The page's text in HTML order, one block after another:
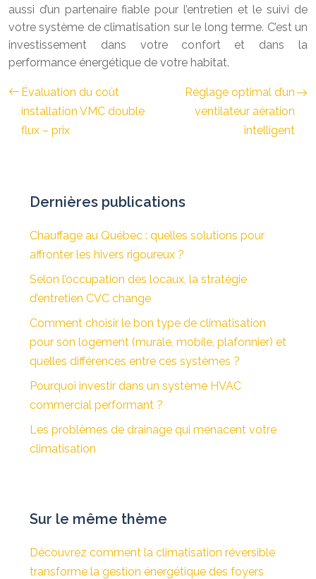
aussi d’un partenaire fiable pour l’entretien et le suivi de
votre système de climatisation sur le long terme. C’est un
investissement dans votre confort et dans la
performance énergétique de votre habitat.
Évaluation du coût
installation VMC double
flux – prix
Réglage optimal d’un
ventilateur aération
intelligent
Dernières publications
Chauffage au Québec : quelles solutions pour
affronter les hivers rigoureux ?
Selon l’occupation des locaux, la stratégie
d’entretien CVC change
Comment choisir le bon type de climatisation
pour son logement (murale, mobile, plafonnier) et
quelles différences entre ces systèmes ?
Pourquoi investir dans un système HVAC
commercial performant ?
Les problèmes de drainage qui menacent votre
climatisation
Sur le même thème
Découvrez comment la climatisation réversible
transforme la gestion énergétique des foyers